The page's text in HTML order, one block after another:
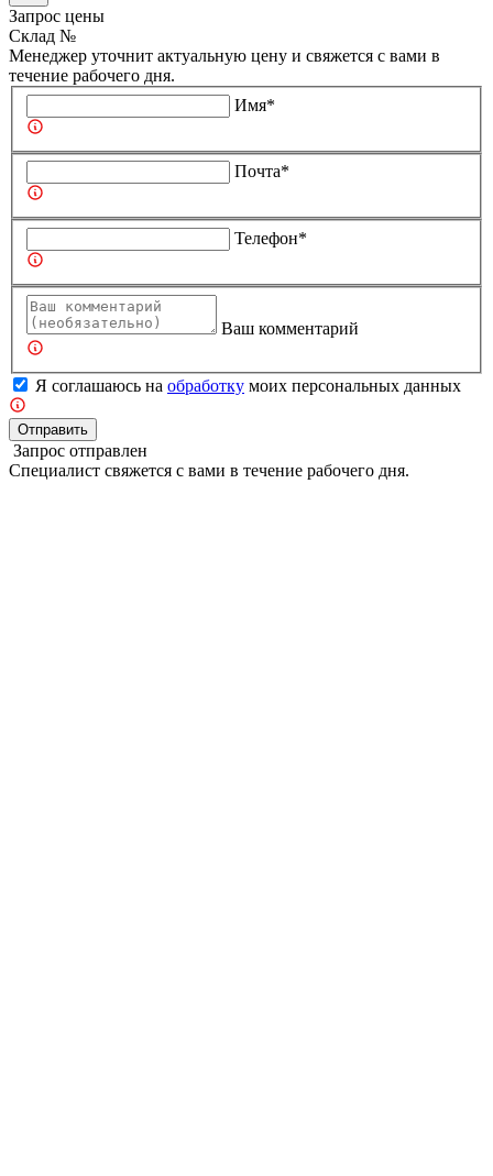
Запрос цены
Склад №
Менеджер уточнит актуальную цену и свяжется с вами в
течение рабочего дня.
Имя*
Почта*
Телефон*
Ваш комментарий
Я соглашаюсь на обработку моих персональных данных
Отправить
Запрос отправлен
Специалист свяжется с вами в течение рабочего дня.